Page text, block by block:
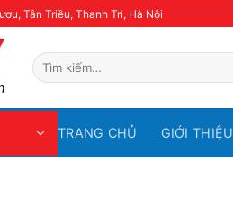
Tân Triều, Thanh Trì, Hà Nội
Tìm
kiếm:
TRANG CHỦ GIỚI THIỆU